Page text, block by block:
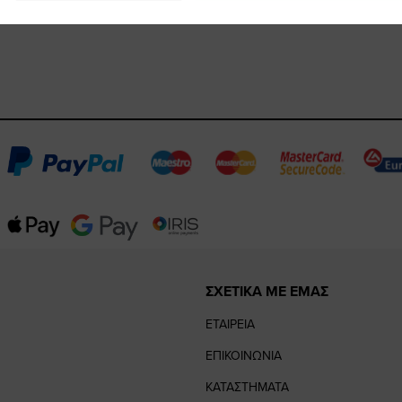
ΣΧΕΤΙΚΑ ΜΕ ΕΜΑΣ
ΕΤΑΙΡΕΙΑ
ΕΠΙΚΟΙΝΩΝΙΑ
ΚΑΤΑΣΤΗΜΑΤΑ